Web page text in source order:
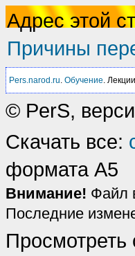
Адрес этой
Причины
Pers.narod.ru. Обучение.
© PerS,
Скачать все:
формата A5
Внимание! Файл
Последние
Просмотреть